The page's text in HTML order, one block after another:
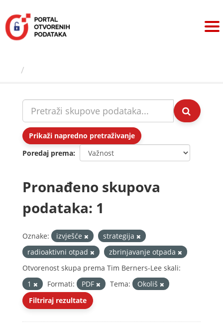
sadržaj
Prikaži napredno pretraživanje
Poredaj prema
Pronađeno skupova
podataka: 1
Oznake: izvješće
strategija
radioaktivni otpad
zbrinjavanje otpada
Otvorenost skupa prema Tim Berners-Lee skali:
1
Formati: PDF Tema:
Okoliš
Filtriraj rezultate